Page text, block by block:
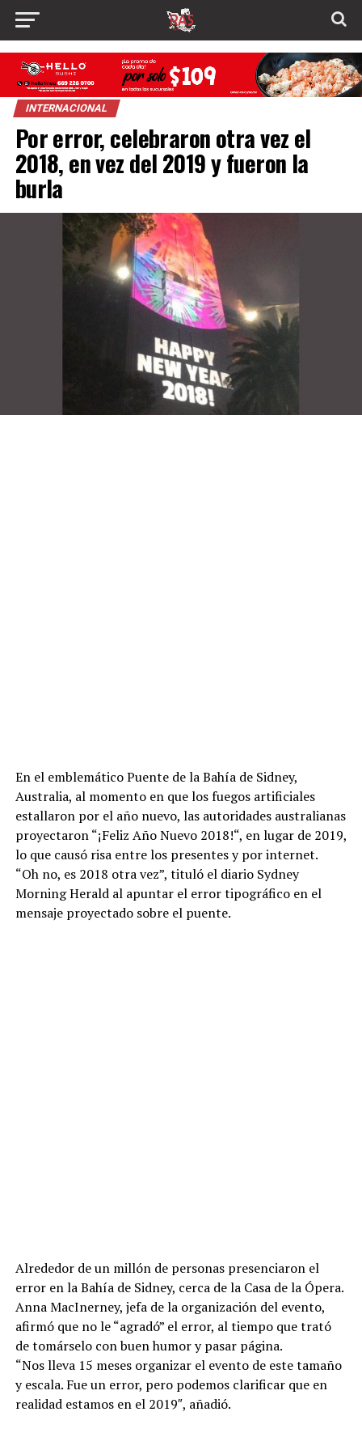
INTERNACIONAL
Por error, celebraron otra vez el
2018, en vez del 2019 y fueron la
burla
En el emblemático Puente de la Bahía de Sidney,
Australia, al momento en que los fuegos artificiales
estallaron por el año nuevo, las autoridades australianas
proyectaron “¡Feliz Año Nuevo 2018!“, en lugar de 2019,
lo que causó risa entre los presentes y por internet.
“Oh no, es 2018 otra vez”, tituló el diario Sydney
Morning Herald al apuntar el error tipográfico en el
mensaje proyectado sobre el puente.
Alrededor de un millón de personas presenciaron el
error en la Bahía de Sidney, cerca de la Casa de la Ópera.
Anna MacInerney, jefa de la organización del evento,
afirmó que no le “agradó” el error, al tiempo que trató
de tomárselo con buen humor y pasar página.
“Nos lleva 15 meses organizar el evento de este tamaño
y escala. Fue un error, pero podemos clarificar que en
realidad estamos en el 2019″, añadió.